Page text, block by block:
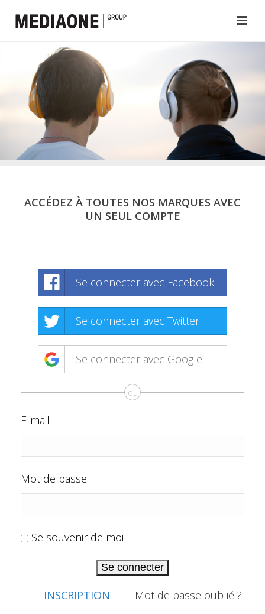
ACCÉDEZ À TOUTES NOS MARQUES AVEC
UN SEUL COMPTE
Se connecter avec Facebook
Se connecter avec Twitter
Se connecter avec Google
ou
E-mail
Mot de passe
Se souvenir de moi
Se connecter
INSCRIPTION Mot de passe oublié ?